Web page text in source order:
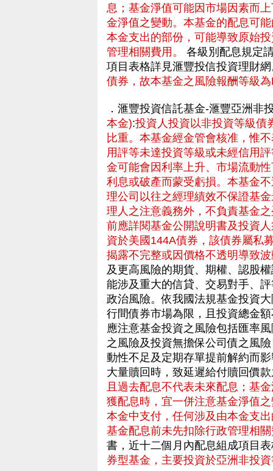
息；基金淨值可能因市場因素而
金淨值之變動。本基金的配息可
本金支出的部份，可能導致原始
管理相關費用。
各級別配息規定
項目表格詳見滙豐投信投資理財
債券，故本基金之風險報酬等級
．滙豐投資信託基金-滙豐亞洲非
本金):投資人投資以非投資等級債
比重。本基金經金管會核准，惟
用評等未達投資等級或未經信用
金可能會因利率上升、市場流動
利息或破產而蒙受虧損。本基金
理公司以往之經理績效不保證基
理人之注意義務外，不負責基金
前應詳閱基金公開說明書及投資
資於美國144A債券，該債券屬私
揭露不完整或因價格不透明導致
及更高風險的期貨、期權、認股
能涉及重大的信貸、交易對手、
政治風險。依我國法規基金投資
行間債券市場為限，且投資總金
應注意基金投資之風險包括匯率
之風險及投資無擔保公司債之風
動性不足及定期存單提前解約而
大量贖回時，致延遲給付贖回價
且過去配息不代表未來配息；基
獲配息時，宜一併注意基金淨值
本金中支付，任何涉及由本金支
基金配息前未先扣除行政管理相
書，近十二個月內配息組成項目
券型基金，主要投資於亞洲非投